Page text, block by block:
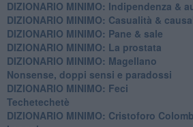
DIZIONARIO MINIMO: ​Indipendenza &
DIZIONARIO MINIMO: ​Casualità &
​DIZIONARIO MINIMO: Pane & sale
DIZIONARIO MINIMO: La prostata
​DIZIONARIO MINIMO: Magellano
Nonsense, doppi sensi e paradossi
DIZIONARIO MINIMO: Feci
Techetechetè
DIZIONARIO MINIMO: Cristoforo